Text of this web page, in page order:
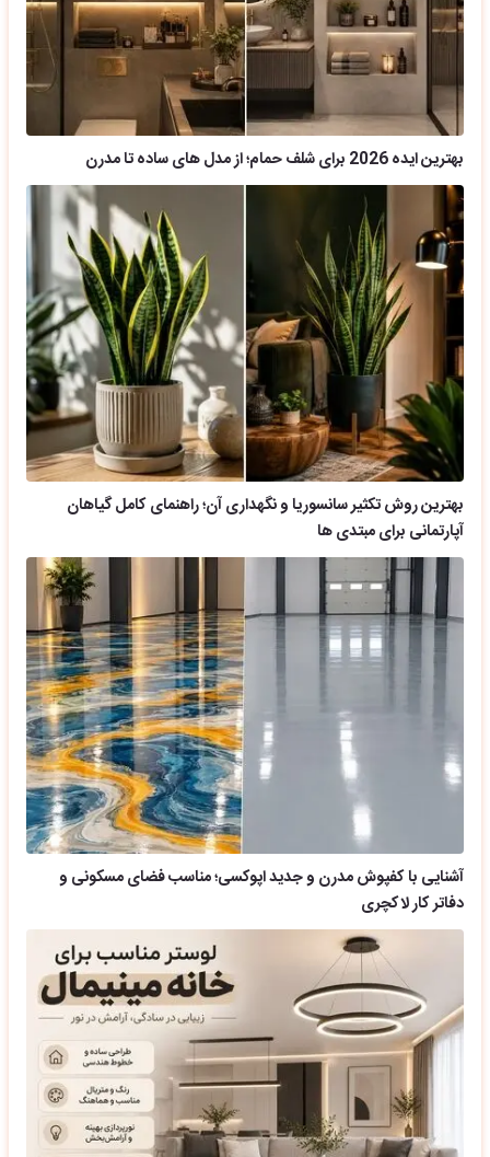
بهترین ایده 2026 برای شلف حمام؛ از مدل های ساده تا مدرن
بهترین روش تکثیر سانسوریا و نگهداری آن؛ راهنمای کامل گیاهان
آپارتمانی برای مبتدی ها
آشنایی با کفپوش مدرن و جدید اپوکسی؛ مناسب فضای مسکونی و
دفاتر کار لاکچری